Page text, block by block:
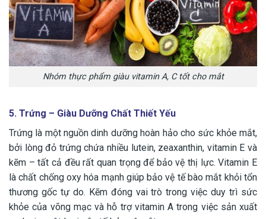
Nhóm thực phẩm giàu vitamin A, C tốt cho mắt
5. Trứng – Giàu Dưỡng Chất Thiết Yếu
Trứng là một nguồn dinh dưỡng hoàn hảo cho sức khỏe mắt,
bởi lòng đỏ trứng chứa nhiều lutein, zeaxanthin, vitamin E và
kẽm – tất cả đều rất quan trọng để bảo vệ thị lực. Vitamin E
là chất chống oxy hóa mạnh giúp bảo vệ tế bào mắt khỏi tổn
thương gốc tự do. Kẽm đóng vai trò trong việc duy trì sức
khỏe của võng mạc và hỗ trợ vitamin A trong việc sản xuất